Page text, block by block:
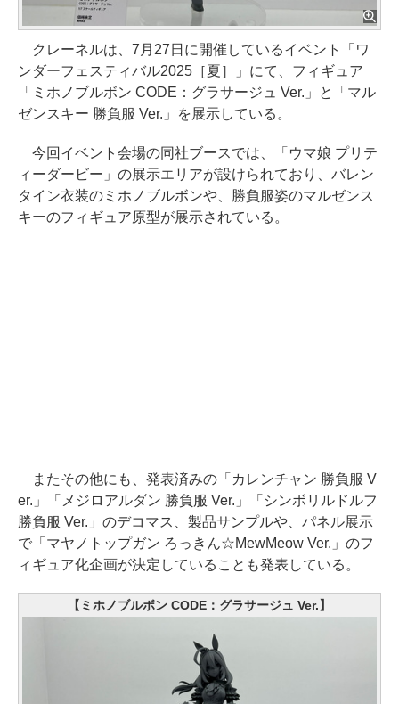
クレーネルは、7月27日に開催しているイベント「ワ
ンダーフェスティバル2025［夏］」にて、フィギュア
「ミホノブルボン CODE：グラサージュ Ver.」と「マル
ゼンスキー 勝負服 Ver.」を展示している。
今回イベント会場の同社ブースでは、「ウマ娘 プリテ
ィーダービー」の展示エリアが設けられており、バレン
タイン衣装のミホノブルボンや、勝負服姿のマルゼンス
キーのフィギュア原型が展示されている。
またその他にも、発表済みの「カレンチャン 勝負服 V
er.」「メジロアルダン 勝負服 Ver.」「シンボリルドルフ
勝負服 Ver.」のデコマス、製品サンプルや、パネル展示
で「マヤノトップガン ろっきん☆MewMeow Ver.」のフ
ィギュア化企画が決定していることも発表している。
【ミホノブルボン CODE：グラサージュ Ver.】